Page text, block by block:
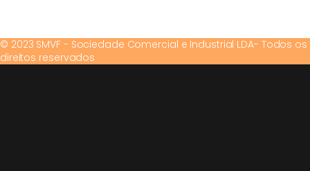
© 2023 SMVF - Sociedade Comercial e Industrial LDA- Todos os
direitos reservados